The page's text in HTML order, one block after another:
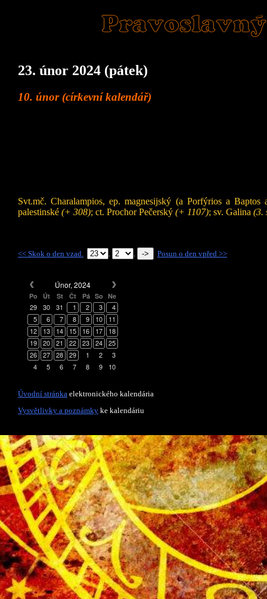
23. únor 2024 (pátek)
10. únor (církevní kalendář)
Svt.mč. Charalampios, ep. magnesijský (a Porfýrios a
palestinské (+ 308); ct. Prochor Pečerský (+ 1107); sv. Galina (3.
<< Skok o den vzad. . . Posun o den vpřed >>
Únor, 2024
Po Út St Čt Pá So Ne
29 30 31 1 2 3
4
5
6 7 8 9 10
11
12
13 14 15 16 17
18
19
20 21 22 23 24
25
26
27 28 29 1 2
3
4
5 6 7 8 9 10
Úvodní stránka elektronického kalendária
Vysvětlivky a poznámky ke kalendáriu